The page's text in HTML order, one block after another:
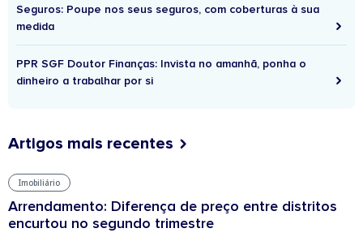
Seguros: Poupe nos seus seguros, com coberturas à sua
medida
PPR SGF Doutor Finanças: Invista no amanhã, ponha o
dinheiro a trabalhar por si
Artigos mais recentes
Imobiliário
Arrendamento: Diferença de preço entre distritos
encurtou no segundo trimestre